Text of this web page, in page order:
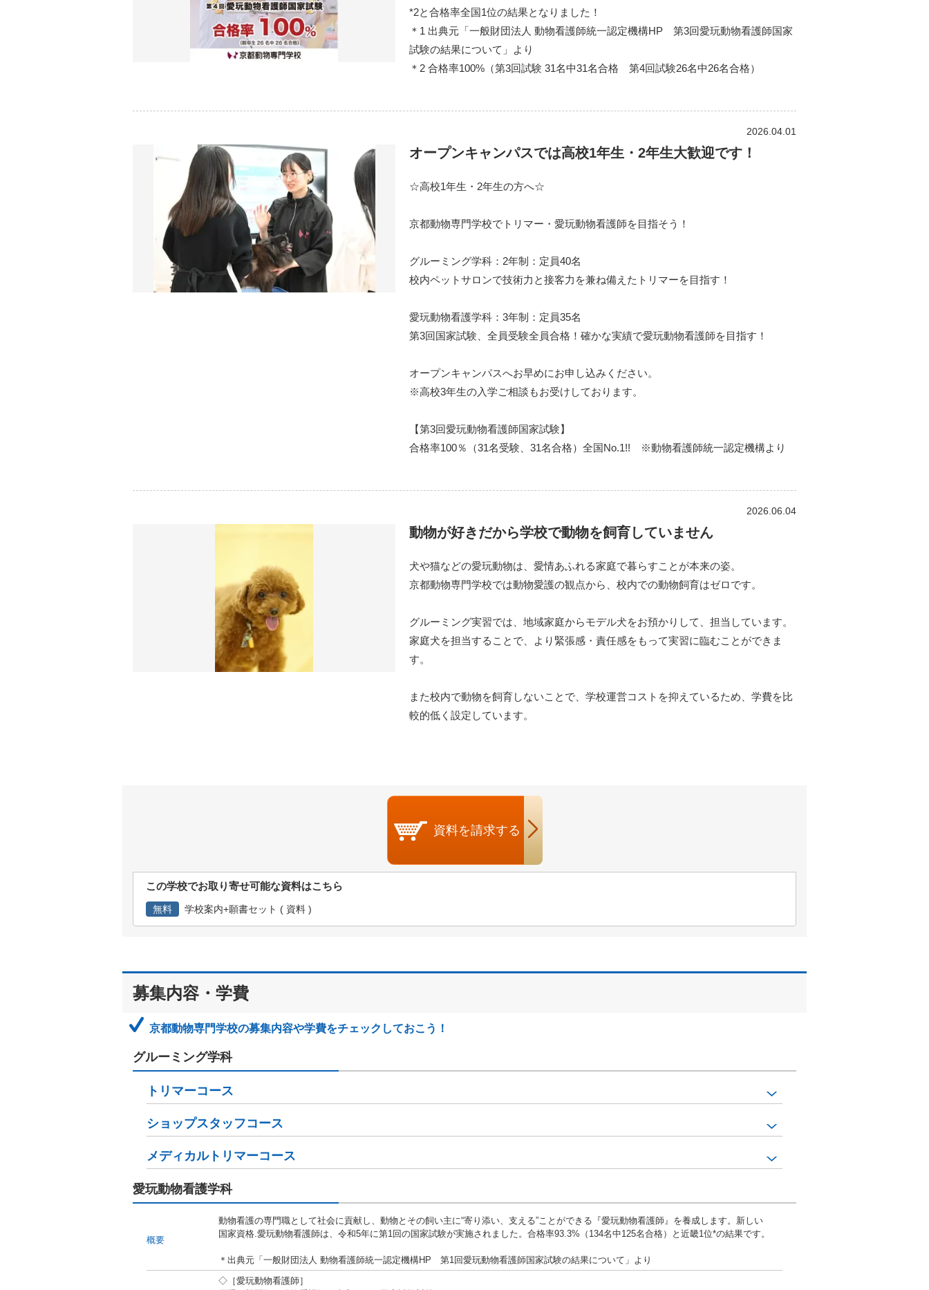
*2と合格率全国1位の結果となりました！
＊1 出典元「一般財団法人 動物看護師統一認定機構HP 第3回愛玩動物看護師国家
試験の結果について」より
＊2 合格率100%（第3回試験 31名中31名合格 第4回試験26名中26名合格）
2026.04.01
オープンキャンパスでは高校1年生・2年生大歓迎です！
☆高校1年生・2年生の方へ☆
京都動物専門学校でトリマー・愛玩動物看護師を目指そう！
グルーミング学科：2年制：定員40名
校内ペットサロンで技術力と接客力を兼ね備えたトリマーを目指す！
愛玩動物看護学科：3年制：定員35名
第3回国家試験、全員受験全員合格！確かな実績で愛玩動物看護師を目指す！
オープンキャンパスへお早めにお申し込みください。
※高校3年生の入学ご相談もお受けしております。
【第3回愛玩動物看護師国家試験】
合格率100％（31名受験、31名合格）全国No.1!! ※動物看護師統一認定機構より
2026.06.04
動物が好きだから学校で動物を飼育していません
犬や猫などの愛玩動物は、愛情あふれる家庭で暮らすことが本来の姿。
京都動物専門学校では動物愛護の観点から、校内での動物飼育はゼロです。
グルーミング実習では、地域家庭からモデル犬をお預かりして、担当しています。
家庭犬を担当することで、より緊張感・責任感をもって実習に臨むことができま
す。
また校内で動物を飼育しないことで、学校運営コストを抑えているため、学費を比
較的低く設定しています。
資料を請求する
この学校でお取り寄せ可能な資料はこちら
無料 学校案内+願書セット ( 資料 )
募集内容・学費
京都動物専門学校の募集内容や学費をチェックしておこう！
グルーミング学科
トリマーコース
ショップスタッフコース
メディカルトリマーコース
愛玩動物看護学科
概要
動物看護の専門職として社会に貢献し、動物とその飼い主に“寄り添い、支える”ことができる『愛玩動物看護師』を養成します。新しい
国家資格.愛玩動物看護師は、令和5年に第1回の国家試験が実施されました。合格率93.3%（134名中125名合格）と近畿1位*の結果です。
＊出典元「一般財団法人 動物看護師統一認定機構HP 第1回愛玩動物看護師国家試験の結果について」より
◇［愛玩動物看護師］